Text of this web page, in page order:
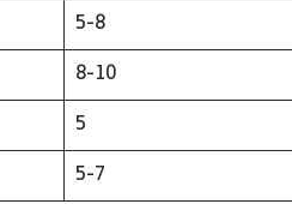
5-8
8-10
5
5-7